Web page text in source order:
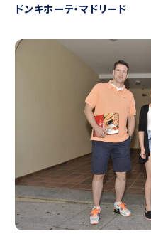
ドンキホーテ・マドリード